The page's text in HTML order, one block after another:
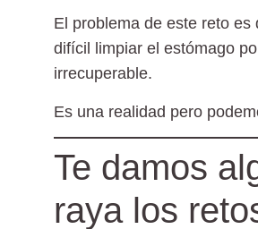
El problema de este reto
difícil limpiar el estómago
irrecuperable.
Es una realidad pero
Te damos
raya los